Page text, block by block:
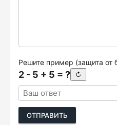
Решите пример (защита от
2 - 5 + 5 = ? ↻
ОТПРАВИТЬ